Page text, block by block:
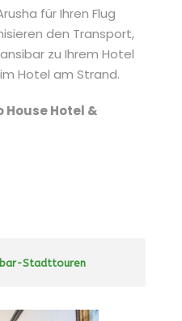
für Ihren Flug
den Transport,
zu Ihrem Hotel
Hotel am Strand.
Hotel &
Stadttouren